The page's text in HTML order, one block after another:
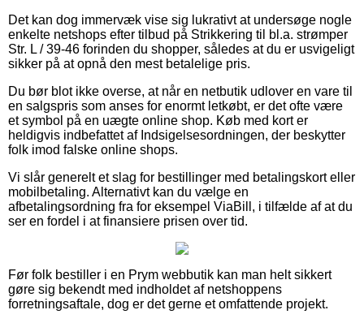
Det kan dog immervæk vise sig lukrativt at undersøge nogle
enkelte netshops efter tilbud på Strikkering til bl.a. strømper
Str. L / 39-46 forinden du shopper, således at du er usvigeligt
sikker på at opnå den mest betalelige pris.
Du bør blot ikke overse, at når en netbutik udlover en vare til
en salgspris som anses for enormt letkøbt, er det ofte være
et symbol på en uægte online shop. Køb med kort er
heldigvis indbefattet af Indsigelsesordningen, der beskytter
folk imod falske online shops.
Vi slår generelt et slag for bestillinger med betalingskort eller
mobilbetaling. Alternativt kan du vælge en
afbetalingsordning fra for eksempel ViaBill, i tilfælde af at du
ser en fordel i at finansiere prisen over tid.
Før folk bestiller i en Prym webbutik kan man helt sikkert
gøre sig bekendt med indholdet af netshoppens
forretningsaftale, dog er det gerne et omfattende projekt.